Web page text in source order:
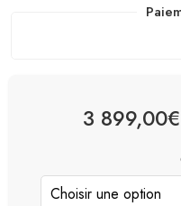
3 899,00€